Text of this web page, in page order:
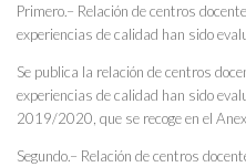
Primero.– Relación de centros
experiencias de calidad han sido
Se publica la relación de centros
experiencias de calidad han sido
2019/2020, que se recoge en el
Segundo.– Relación de centros